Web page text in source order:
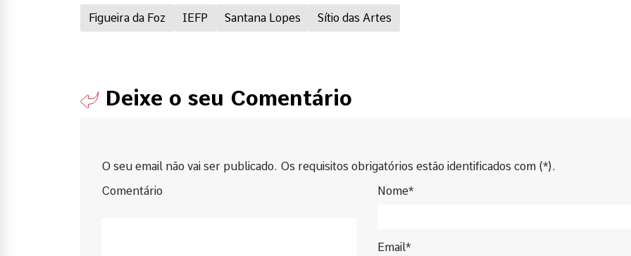
Figueira da Foz IEFP Santana Lopes Sítio das Artes
Deixe o seu Comentário
O seu email não vai ser publicado. Os requisitos obrigatórios estão identificados com (*).
Comentário
Nome*
Email*